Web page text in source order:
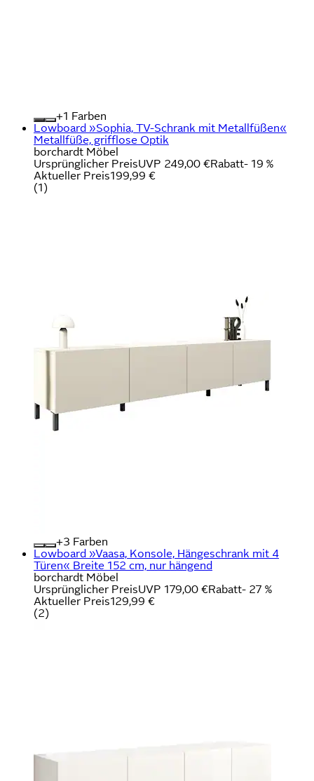
+
Farben
Lowboard »Sophia, TV-Schrank mit Metallfüßen«
Metallfüße, grifflose Optik
borchardt Möbel
Ursprünglicher PreisUVP 249,00 €Rabatt- 19 %
Aktueller Preis199,99 €
(1)
+
Farben
Lowboard »Vaasa, Konsole, Hängeschrank mit 4
Türen« Breite 152 cm, nur hängend
borchardt Möbel
Ursprünglicher PreisUVP 179,00 €Rabatt- 27 %
Aktueller Preis129,99 €
(2)